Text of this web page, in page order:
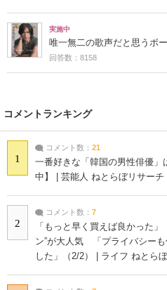
実施中
唯一無二の歌声だと思うボ
回答数：8158
コメントランキング
1
コメント数： 21
一番好きな「韓国の男性俳優」
中】 | 芸能人 ねとらぼリサーチ
2
コメント数： 7
「もっと早く買えば良かった
ン”が大人気 「プライバシー
した」（2/2） | ライフ ねとら